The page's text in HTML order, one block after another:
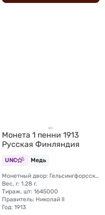
Монета 1 пенни 1913
Русская Финляндия
UNC Медь
Монетный двор: Гельсингфорсский монетный двор (Финляндия)
Вес, г: 1.28 г.
Тираж, шт: 1645000
Правитель: Николай II
Год: 1913